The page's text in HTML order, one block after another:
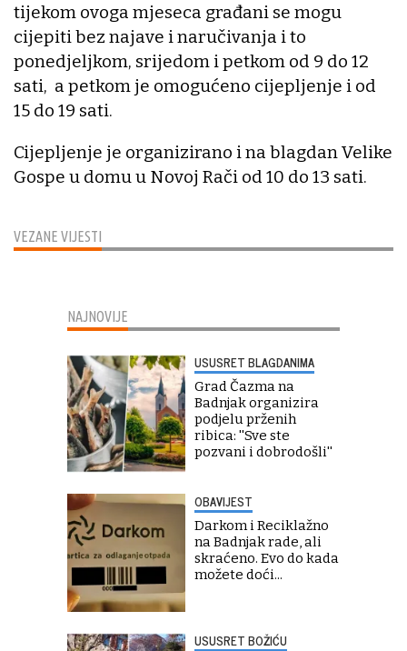
VEZANE VIJESTI
tijekom ovoga mjeseca građani se mogu
cijepiti bez najave i naručivanja i to
ponedjeljkom, srijedom i petkom od 9 do 12
sati, a petkom je omogućeno cijepljenje i od
15 do 19 sati.
Cijepljenje je organizirano i na blagdan Velike
Gospe u domu u Novoj Rači od 10 do 13 sati.
NAJNOVIJE
USUSRET BLAGDANIMA
Grad Čazma na
Badnjak organizira
podjelu prženih
ribica: ''Sve ste
pozvani i dobrodošli''
OBAVIJEST
Darkom i Reciklažno
na Badnjak rade, ali
skraćeno. Evo do kada
možete doći...
USUSRET BOŽIĆU